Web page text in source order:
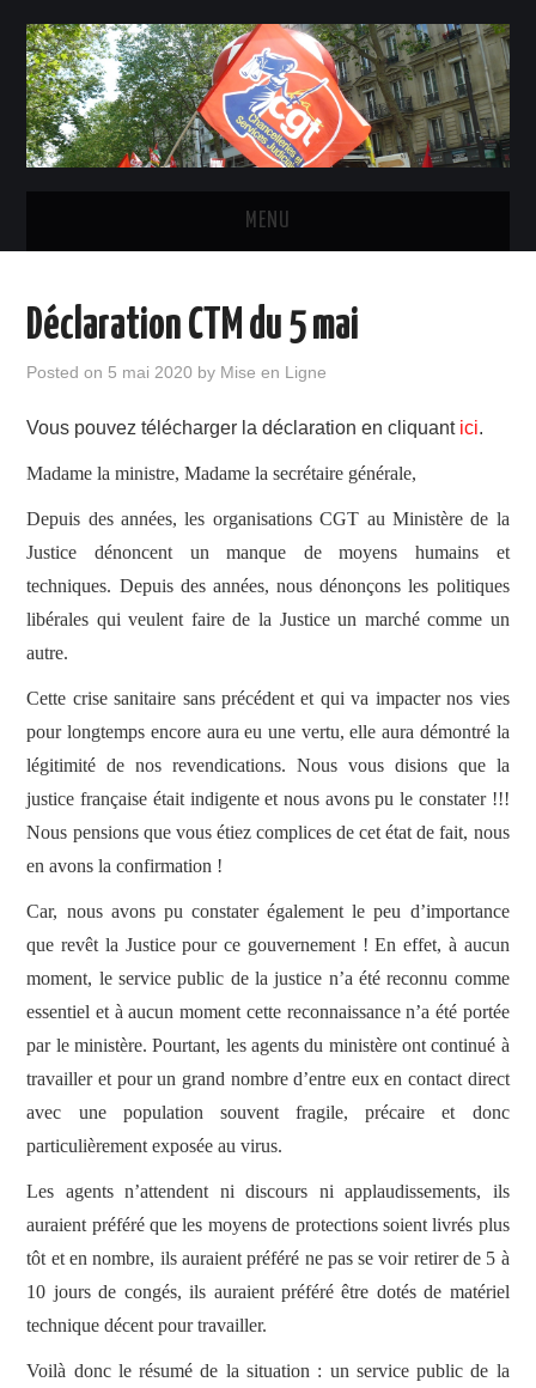
MENU
INSTANCES ET ÉLU-E-S CGT
LE SYNDICAT
CONTACTS
ADHÉSION
ESPACE MILITANT
Déclaration CTM du 5 mai
Posted on 5 mai 2020 by Mise en Ligne
Vous pouvez télécharger la déclaration en cliquant ici.
Madame la ministre, Madame la secrétaire générale,
Depuis des années, les organisations CGT au Ministère de la
Justice dénoncent un manque de moyens humains et
techniques. Depuis des années, nous dénonçons les politiques
libérales qui veulent faire de la Justice un marché comme un
autre.
Cette crise sanitaire sans précédent et qui va impacter nos vies
pour longtemps encore aura eu une vertu, elle aura démontré la
légitimité de nos revendications. Nous vous disions que la
justice française était indigente et nous avons pu le constater !!!
Nous pensions que vous étiez complices de cet état de fait, nous
en avons la confirmation !
Car, nous avons pu constater également le peu d’importance
que revêt la Justice pour ce gouvernement ! En effet, à aucun
moment, le service public de la justice n’a été reconnu comme
essentiel et à aucun moment cette reconnaissance n’a été portée
par le ministère. Pourtant, les agents du ministère ont continué à
travailler et pour un grand nombre d’entre eux en contact direct
avec une population souvent fragile, précaire et donc
particulièrement exposée au virus.
Les agents n’attendent ni discours ni applaudissements, ils
auraient préféré que les moyens de protections soient livrés plus
tôt et en nombre, ils auraient préféré ne pas se voir retirer de 5 à
10 jours de congés, ils auraient préféré être dotés de matériel
technique décent pour travailler.
Voilà donc le résumé de la situation : un service public de la